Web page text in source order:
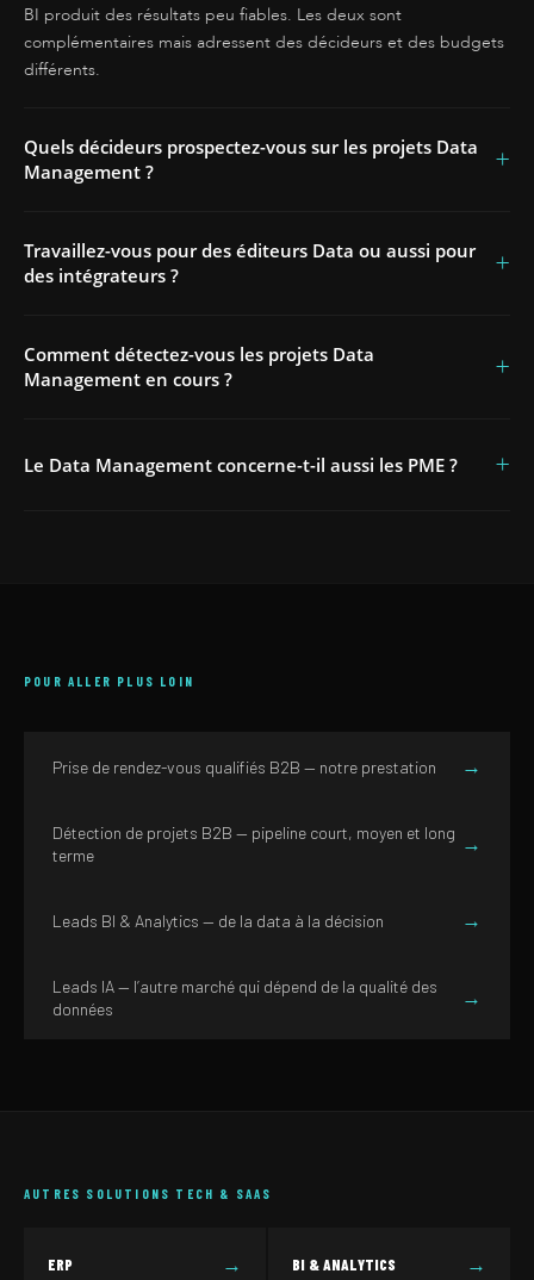
BI produit des résultats peu fiables. Les deux sont
complémentaires mais adressent des décideurs et des budgets
différents.
Quels décideurs prospectez-vous sur les projets Data
Management ?
+
Travaillez-vous pour des éditeurs Data ou aussi pour
des intégrateurs ?
+
Comment détectez-vous les projets Data
Management en cours ?
+
Le Data Management concerne-t-il aussi les PME ? +
POUR ALLER PLUS LOIN
Prise de rendez-vous qualifiés B2B — notre prestation →
Détection de projets B2B — pipeline court, moyen et long
terme
→
Leads BI & Analytics — de la data à la décision →
Leads IA — l’autre marché qui dépend de la qualité des
données
→
AUTRES SOLUTIONS TECH & SAAS
ERP → BI & ANALYTICS →